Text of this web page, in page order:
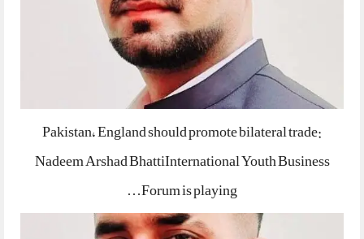
Pakistan, England should promote bilateral trade:
Nadeem Arshad BhattiInternational Youth Business
Forum is playing…